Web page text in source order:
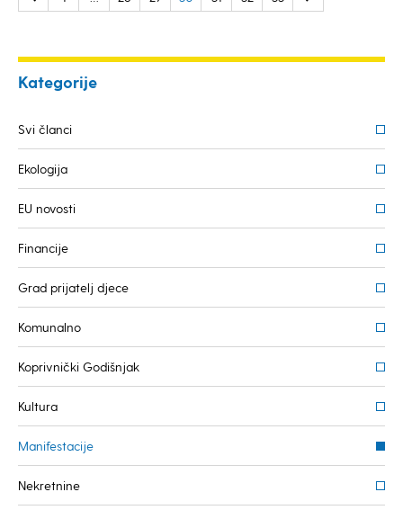
Kategorije
Svi članci
Ekologija
EU novosti
Financije
Grad prijatelj djece
Komunalno
Koprivnički Godišnjak
Kultura
Manifestacije
Nekretnine